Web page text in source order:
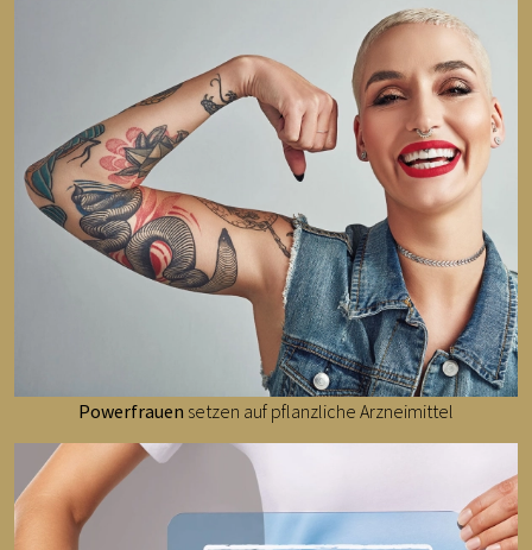
Powerfrauen setzen auf pflanzliche Arzneimittel